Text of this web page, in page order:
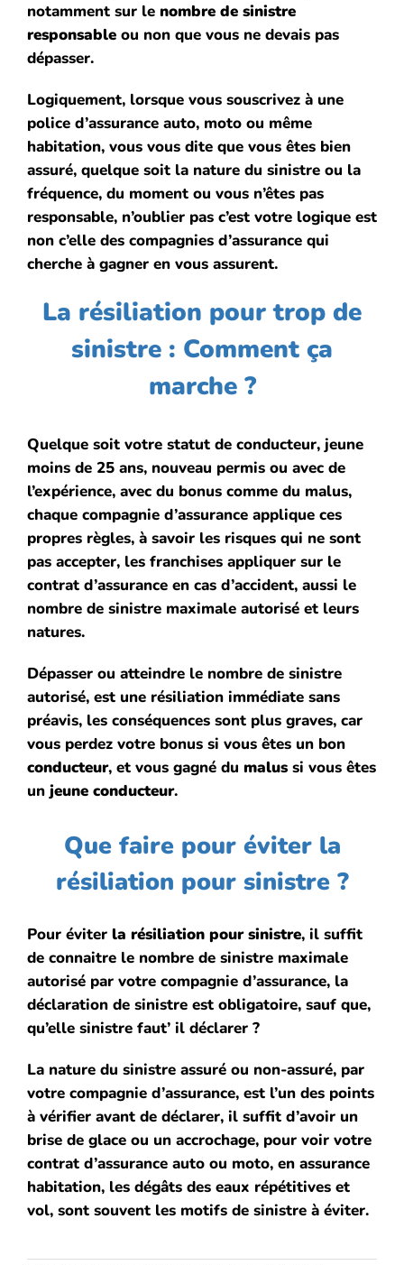
notamment sur le nombre de sinistre
responsableou non que vous ne devais pas
dépasser.
Logiquement, lorsque vous souscrivez à une
police d’assurance auto, moto ou même
habitation, vous vous dite que vous êtes bien
assuré, quelque soit la nature du sinistre ou la
fréquence, du moment ou vous n’êtes pas
responsable, n’oublier pas c’est votre logique est
non c’elle des compagnies d’assurance qui
cherche à gagner en vous assurent.
La résiliation pour trop de
sinistre : Comment ça
marche ?
Quelque soit votre statut de conducteur, jeune
moins de 25 ans, nouveau permis ou avec de
l’expérience, avec du bonus comme du malus,
chaque compagnie d’assurance applique ces
propres règles, à savoir les risques qui ne sont
pas accepter, les franchises appliquer sur le
contrat d’assurance en cas d’accident, aussi le
nombre de sinistre maximale autorisé et leurs
natures.
Dépasser ou atteindre le nombre de sinistre
autorisé, est une résiliation immédiate sans
préavis, les conséquences sont plus graves, car
vous perdez votre bonus si vous êtes un bon
conducteur, et vous gagné du malussi vous êtes
un jeune conducteur.
Que faire pour éviter la
résiliation pour sinistre ?
Pour éviter la résiliation pour sinistre, il suffit
de connaitre le nombre de sinistre maximale
autorisé par votre compagnie d’assurance, la
déclaration de sinistre est obligatoire, sauf que,
qu’elle sinistre faut’ il déclarer ?
La nature du sinistre assuré ou non-assuré, par
votre compagnie d’assurance, est l’un des points
à vérifier avant de déclarer, il suffit d’avoir un
brise de glace ou un accrochage, pour voir votre
contrat d’assurance auto ou moto, en assurance
habitation, les dégâts des eaux répétitives et
vol, sont souvent les motifs de sinistre à éviter.